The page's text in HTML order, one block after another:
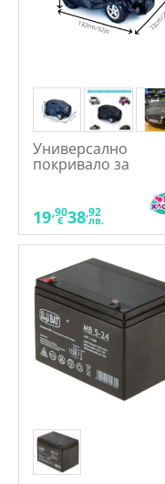
Универсално
покривало за
акумулаторна кола
19,90
€ 38,92
лв.